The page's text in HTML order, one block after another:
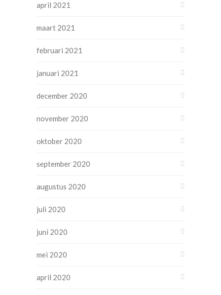
april 2021
maart 2021
februari 2021
januari 2021
december 2020
november 2020
oktober 2020
september 2020
augustus 2020
juli 2020
juni 2020
mei 2020
april 2020